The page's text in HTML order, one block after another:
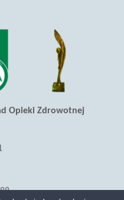
Opieki Zdrowotnej